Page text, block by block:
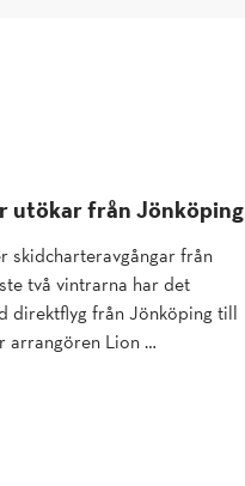
utökar från Jönköping
skidcharteravgångar från
två vintrarna har det
direktflyg från Jönköping till
arrangören Lion …